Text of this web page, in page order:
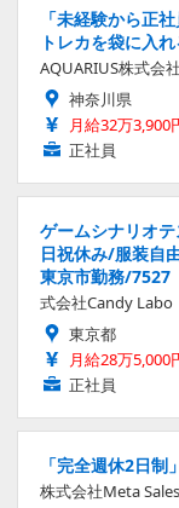
東京市勤務/7527
式会社Candy Labo
東京都
月給28万5,000
正社員
「完全週休2日制
株式会社Meta Sales
神奈川県
月給22万円～25
正社員
ゲームマスター
月給31万4,200
正社員